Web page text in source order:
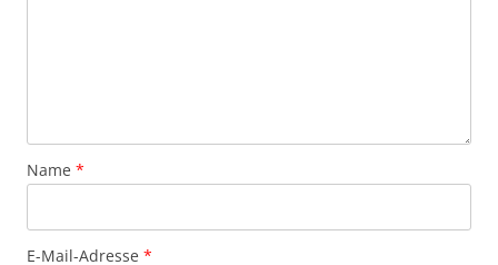
Name *
E-Mail-Adresse *